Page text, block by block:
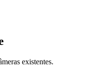
existentes.